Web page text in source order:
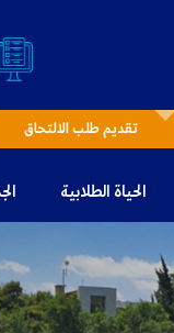
تقديم طلب الالتحاق
الحياة الطلابية